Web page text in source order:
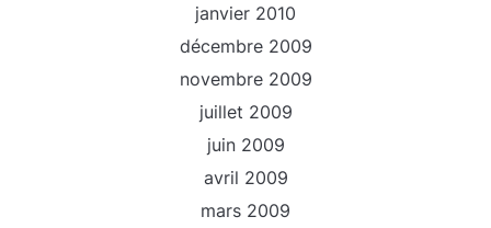
janvier 2010
décembre 2009
novembre 2009
juillet 2009
juin 2009
avril 2009
mars 2009